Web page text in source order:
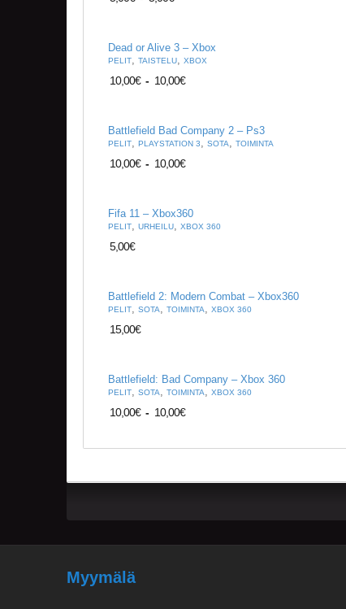
Dead or Alive 3 – Xbox
PELIT, TAISTELU, XBOX
10,00€ - 10,00€
Battlefield Bad Company 2 – Ps3
PELIT, PLAYSTATION 3, SOTA, TOIMINTA
10,00€ - 10,00€
Fifa 11 – Xbox360
PELIT, URHEILU, XBOX 360
5,00€
Battlefield 2: Modern Combat – Xbox360
PELIT, SOTA, TOIMINTA, XBOX 360
15,00€
Battlefield: Bad Company – Xbox 360
PELIT, SOTA, TOIMINTA, XBOX 360
10,00€ - 10,00€
Myymälä